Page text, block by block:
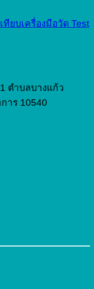
ยบเครื่องมือวัด Test
ตำบลบางแก้ว
าร 10540